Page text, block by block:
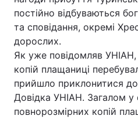
постійно відбуваються
та сповідання, окремі
дорослих.
Як уже повідомляв
копій плащаниці
прийшло приклонитися до
Довідка УНІАН. Загалом у
повнорозмірних копій